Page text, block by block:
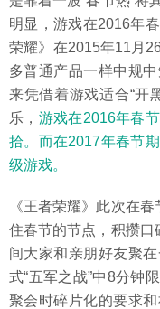
明显，游戏在2016年
荣耀》在2015年11月
多普通产品一样中规
来凭借着游戏适合“开
乐， 游戏在2016年春
拾。而在2017年春节
级游戏。
《王者荣耀》此次在
住春节的节点，积攒口
间大家和亲朋好友聚
式“五军之战”中8分钟
聚会时碎片化的要求